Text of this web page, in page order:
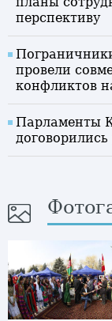
перспективу
провели
конфликтов
Парламенты